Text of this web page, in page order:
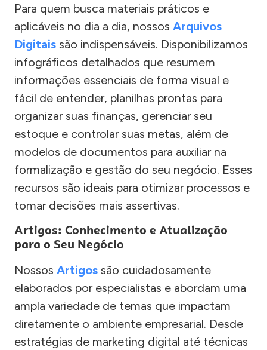
Para quem busca materiais práticos e
aplicáveis no dia a dia, nossos Arquivos
Digitais são indispensáveis. Disponibilizamos
infográficos detalhados que resumem
informações essenciais de forma visual e
fácil de entender, planilhas prontas para
organizar suas finanças, gerenciar seu
estoque e controlar suas metas, além de
modelos de documentos para auxiliar na
formalização e gestão do seu negócio. Esses
recursos são ideais para otimizar processos e
tomar decisões mais assertivas.
Artigos: Conhecimento e Atualização
para o Seu Negócio
Nossos Artigos são cuidadosamente
elaborados por especialistas e abordam uma
ampla variedade de temas que impactam
diretamente o ambiente empresarial. Desde
estratégias de marketing digital até técnicas